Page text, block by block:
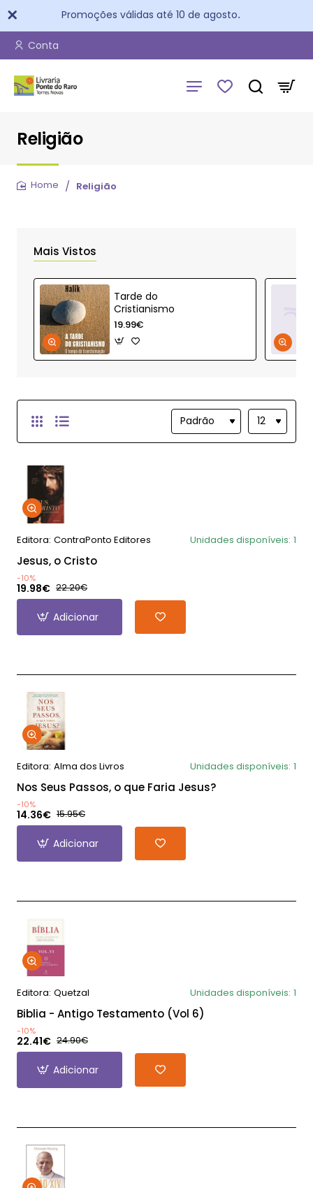
Promoções válidas até 10 de agosto.
Conta
Religião
Religião
Mais Vistos
Tarde do
Cristianismo
19.99€
Editora: ContraPonto Editores Unidades disponíveis: 1
Jesus, o Cristo
-10%
19.98€ 22.20€
Adicionar
Editora: Alma dos Livros Unidades disponíveis: 1
Nos Seus Passos, o que Faria Jesus?
-10%
14.36€ 15.95€
Adicionar
Editora: Quetzal Unidades disponíveis: 1
Biblia - Antigo Testamento (Vol 6)
-10%
22.41€ 24.90€
Adicionar